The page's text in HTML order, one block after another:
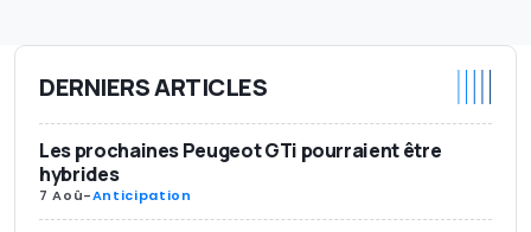
DERNIERS ARTICLES
Les prochaines Peugeot GTi pourraient être
hybrides
7 Aoû-Anticipation